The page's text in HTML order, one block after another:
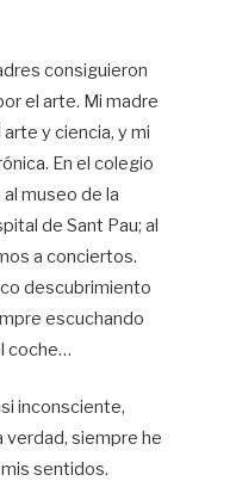
consiguieron
el arte. Mi madre
y ciencia, y mi
En el colegio
museo de la
de Sant Pau; al
a conciertos.
descubrimiento
escuchando
coche…
inconsciente,
verdad, siempre he
sentidos.